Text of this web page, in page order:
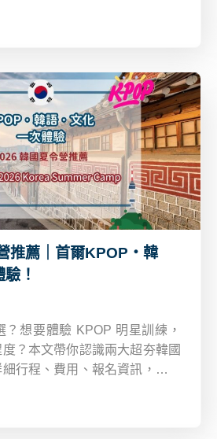
推薦｜首爾KPOP・韓
！
想要體驗 KPOP 明星訓練，
？本文帶你認識兩大超夯韓國
行程、費用、報名資訊，幫你